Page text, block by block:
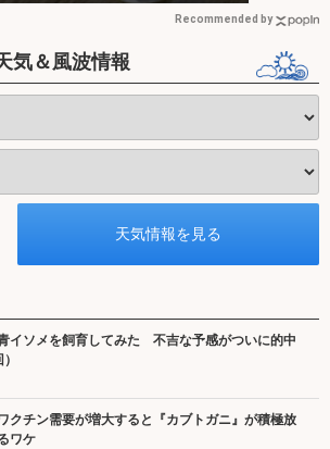
Recommended by
気＆風波情報
イソメを飼育してみた 不吉な予感がついに的中
クチン需要が増大すると『カブトガニ』が積極放
ワケ